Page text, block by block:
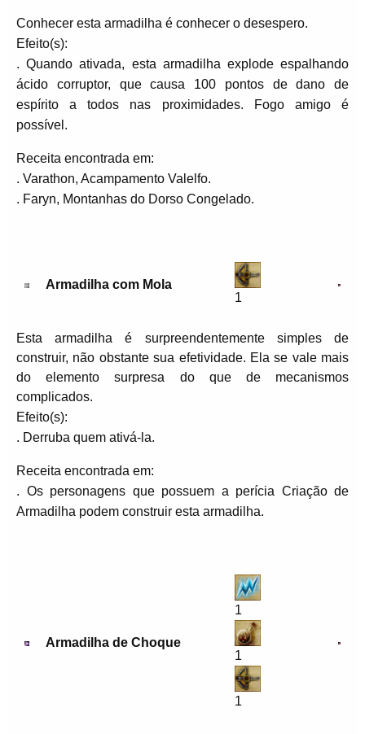
Conhecer esta armadilha é conhecer o desespero.
Efeito(s):
. Quando ativada, esta armadilha explode espalhando
ácido corruptor, que causa 100 pontos de dano de
espírito a todos nas proximidades. Fogo amigo é
possível.
Receita encontrada em:
. Varathon, Acampamento Valelfo.
. Faryn, Montanhas do Dorso Congelado.
Armadilha com Mola
1
Esta armadilha é surpreendentemente simples de
construir, não obstante sua efetividade. Ela se vale mais
do elemento surpresa do que de mecanismos
complicados.
Efeito(s):
. Derruba quem ativá-la.
Receita encontrada em:
. Os personagens que possuem a perícia Criação de
Armadilha podem construir esta armadilha.
Armadilha de Choque
1
1
1